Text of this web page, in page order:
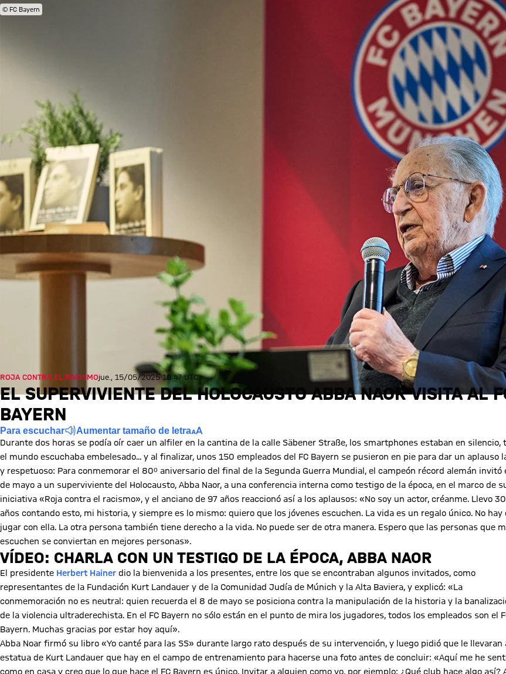
© FC Bayern
ROJA CONTRA EL RACISMOjue., 15/05/2025 10:47 UTC
EL SUPERVIVIENTE DEL HOLOCAUSTO ABBA NAOR VISITA AL
BAYERN
Para escuchar Aumentar tamaño de letra
Durante dos horas se podía oír caer un alfiler en la cantina de la calle Säbener Straße, los smartphones estaban en silencio,
el mundo escuchaba embelesado... y al finalizar, unos 150 empleados del FC Bayern se pusieron en pie para dar un aplauso
y respetuoso: Para conmemorar el 80º aniversario del final de la Segunda Guerra Mundial, el campeón récord alemán invitó
de mayo a un superviviente del Holocausto, Abba Naor, a una conferencia interna como testigo de la época, en el marco de
iniciativa «Roja contra el racismo», y el anciano de 97 años reaccionó así a los aplausos: «No soy un actor, créanme. Llevo 30
años contando esto, mi historia, y siempre es lo mismo: quiero que los jóvenes escuchen. La vida es un regalo único. No hay
jugar con ella. La otra persona también tiene derecho a la vida. No puede ser de otra manera. Espero que las personas que
escuchen se conviertan en mejores personas».
VÍDEO: CHARLA CON UN TESTIGO DE LA ÉPOCA, ABBA NAOR
Reproducir vídeo
El presidente Herbert Hainer dio la bienvenida a los presentes, entre los que se encontraban algunos invitados, como
representantes de la Fundación Kurt Landauer y de la Comunidad Judía de Múnich y la Alta Baviera, y explicó: «La
conmemoración no es neutral: quien recuerda el 8 de mayo se posiciona contra la manipulación de la historia y la
de la violencia ultraderechista. En el FC Bayern no sólo están en el punto de mira los jugadores, todos los empleados son el
Bayern. Muchas gracias por estar hoy aquí».
Abba Noar firmó su libro «Yo canté para las SS» durante largo rato después de su intervención, y luego pidió que le llevaran
estatua de Kurt Landauer que hay en el campo de entrenamiento para hacerse una foto antes de concluir: «Aquí me he
como en casa y creo que lo que hace el FC Bayern es único. Invitar a alguien como yo, por ejemplo: ¿Qué club hace algo así?